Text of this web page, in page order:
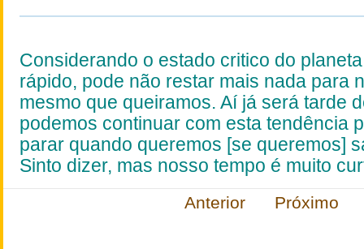
Considerando o estado critico do
rápido, pode não restar mais nada para
mesmo que queiramos. Aí já será tarde
podemos continuar com esta tendência
parar quando queremos [se queremos]
Sinto dizer, mas nosso tempo é muito
Anterior Próximo